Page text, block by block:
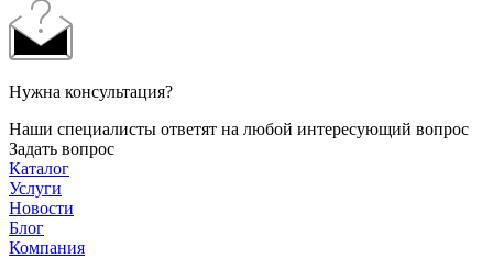
Нужна консультация?
Наши специалисты ответят на любой интересующий вопрос
Задать вопрос
Каталог
Услуги
Новости
Блог
Компания